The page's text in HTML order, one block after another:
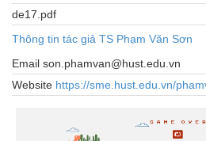
de17.pdf
Thông tin tác giả TS Phạm Văn Sơn
Email son.phamvan@hust.edu.vn
Website https://sme.hust.edu.vn/